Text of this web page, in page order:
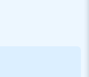
een duidelijke